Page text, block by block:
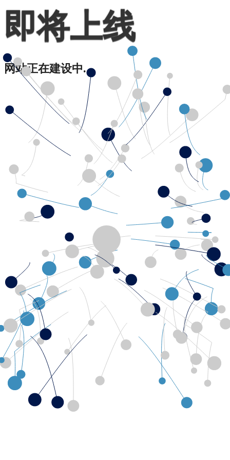
即将上线
网站正在建设中...